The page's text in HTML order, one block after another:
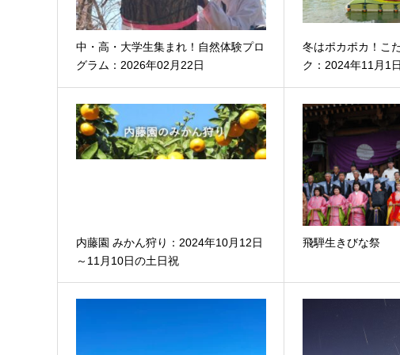
中・高・大学生集まれ！自然体験プロ
グラム：2026年02月22日
冬はポカポカ！こ
ク：2024年11月1
内藤園 みかん狩り：2024年10月12日
～11月10日の土日祝
飛騨生きびな祭